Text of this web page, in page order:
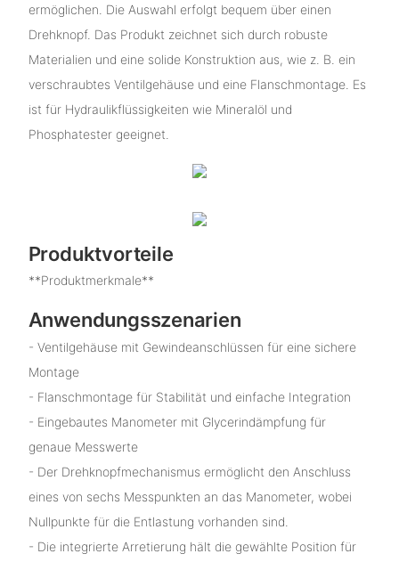
ermöglichen. Die Auswahl erfolgt bequem über einen
Drehknopf. Das Produkt zeichnet sich durch robuste
Materialien und eine solide Konstruktion aus, wie z. B. ein
verschraubtes Ventilgehäuse und eine Flanschmontage. Es
ist für Hydraulikflüssigkeiten wie Mineralöl und
Phosphatester geeignet.
Produktvorteile
**Produktmerkmale**
Anwendungsszenarien
- Ventilgehäuse mit Gewindeanschlüssen für eine sichere
Montage
- Flanschmontage für Stabilität und einfache Integration
- Eingebautes Manometer mit Glycerindämpfung für
genaue Messwerte
- Der Drehknopfmechanismus ermöglicht den Anschluss
eines von sechs Messpunkten an das Manometer, wobei
Nullpunkte für die Entlastung vorhanden sind.
- Die integrierte Arretierung hält die gewählte Position für